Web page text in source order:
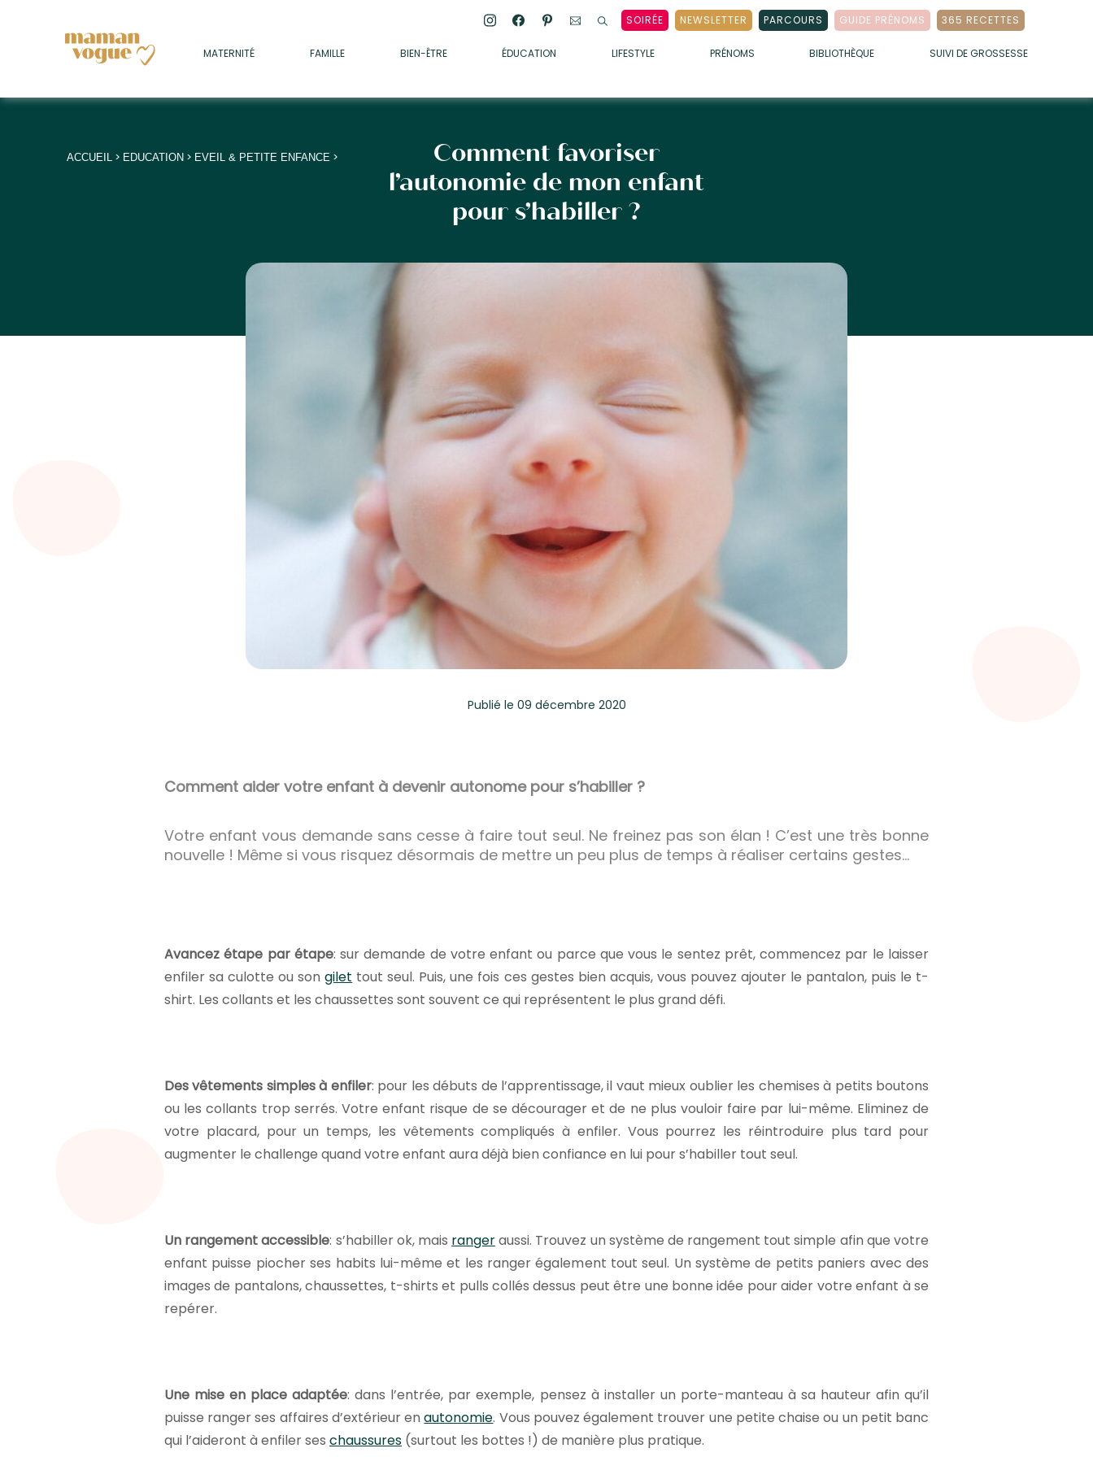
SOIRÉE NEWSLETTER PARCOURS GUIDE PRÉNOMS 365 RECETTES
MATERNITÉ FAMILLE BIEN-ÊTRE ÉDUCATION LIFESTYLE PRÉNOMS BIBLIOTHÈQUE SUIVI DE GROSSESSE
• SOMMEIL
• MÉDECINE DOUCE
• PSYCHOLOGIE
+
+
ACCUEIL > EDUCATION > EVEIL & PETITE ENFANCE >
Comment favoriser
l’autonomie de mon enfant
pour s’habiller ?
Publié le 09 décembre 2020
Comment aider votre enfant à devenir autonome pour s’habiller ?
Votre enfant vous demande sans cesse à faire tout seul. Ne freinez pas son élan ! C’est une très bonne
nouvelle ! Même si vous risquez désormais de mettre un peu plus de temps à réaliser certains gestes…
Avancez étape par étape: sur demande de votre enfant ou parce que vous le sentez prêt, commencez par le laisser
enfiler sa culotte ou songilet tout seul. Puis, une fois ces gestes bien acquis, vous pouvez ajouter le pantalon, puis le t-
shirt. Les collants et les chaussettes sont souvent ce qui représentent le plus grand défi.
Des vêtements simples à enfiler: pour les débuts de l’apprentissage, il vaut mieux oublier les chemises à petits boutons
ou les collants trop serrés. Votre enfant risque de se décourager et de ne plus vouloir faire par lui-même. Eliminez de
votre placard, pour un temps, les vêtements compliqués à enfiler. Vous pourrez les réintroduire plus tard pour
augmenter le challenge quand votre enfant aura déjà bien confiance en lui pour s’habiller tout seul.
Un rangement accessible: s’habiller ok, mais rangeraussi. Trouvez un système de rangement tout simple afin que votre
enfant puisse piocher ses habits lui-même et les ranger également tout seul. Un système de petits paniers avec des
images de pantalons, chaussettes, t-shirts et pulls collés dessus peut être une bonne idée pour aider votre enfant à se
repérer.
Une mise en place adaptée: dans l’entrée, par exemple, pensez à installer un porte-manteau à sa hauteur afin qu’il
puisse ranger ses affaires d’extérieur enautonomie. Vous pouvez également trouver une petite chaise ou un petit banc
qui l’aideront à enfiler ses chaussures (surtout les bottes !) de manière plus pratique.